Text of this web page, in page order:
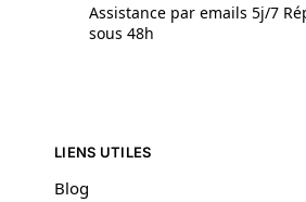
Assistance par emails 5j/7
sous 48h
LIENS UTILES
Blog